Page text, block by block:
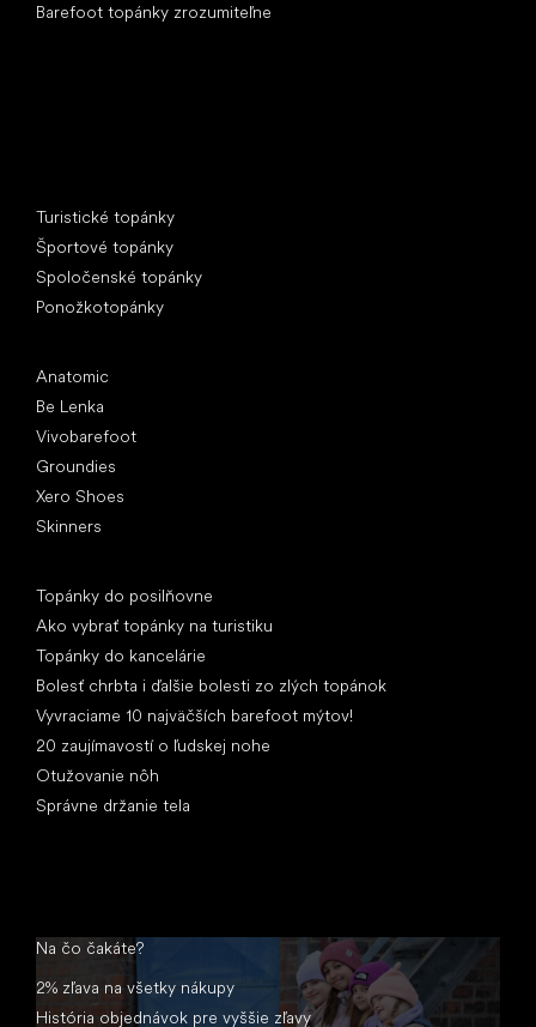
Barefoot topánky zrozumiteľne
Turistické topánky
Športové topánky
Spoločenské topánky
Ponožkotopánky
Anatomic
Be Lenka
Vivobarefoot
Groundies
Xero Shoes
Skinners
Topánky do posilňovne
Ako vybrať topánky na turistiku
Topánky do kancelárie
Bolesť chrbta i ďalšie bolesti zo zlých topánok
Vyvraciame 10 najväčších barefoot mýtov!
20 zaujímavostí o ľudskej nohe
Otužovanie nôh
Správne držanie tela
Na čo čakáte?
2% zľava na všetky nákupy
História objednávok pre vyššie zľavy